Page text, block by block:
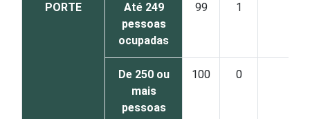
PORTE
Até 249
pessoas
ocupadas
99 1
De 250 ou
mais
pessoas
100 0